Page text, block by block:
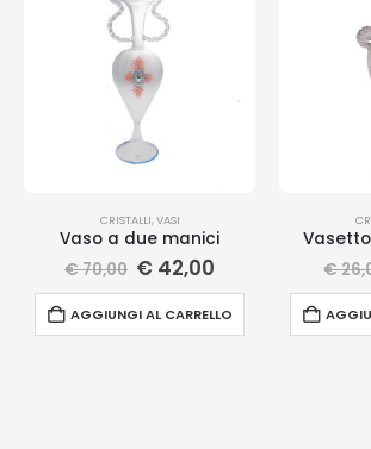
CRISTALLI,VASI
Vaso a due manici
€70,00 € 42,00
AGGIUNGI AL CARRELLO
€